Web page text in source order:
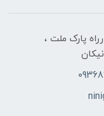
پارک ملت ،